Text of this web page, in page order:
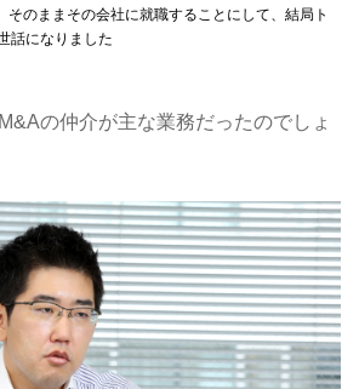
そのままその会社に就職することにして、結局ト
話になりました
の仲介が主な業務だったのでしょ